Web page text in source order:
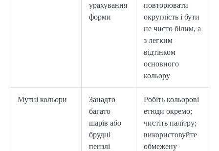
урахування
форми
повторювати
округлість і бути
не чисто білим, а
з легким
відтінком
основного
кольору
Мутні кольори
Занадто
багато
шарів або
брудні
пензлі
Робіть кольорові
етюди окремо;
чистіть палітру;
використовуйте
обмежену